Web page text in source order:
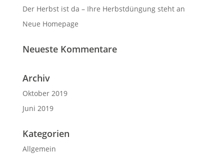
Der Herbst ist da – Ihre Herbstdüngung steht an
Neue Homepage
Neueste Kommentare
Archiv
Oktober 2019
Juni 2019
Kategorien
Allgemein